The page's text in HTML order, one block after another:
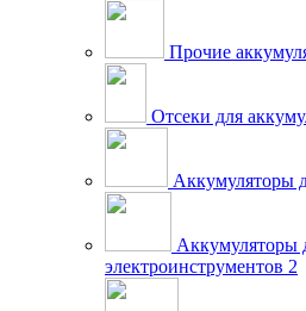
Прочие
Отсеки для
Аккумуляторы
Аккумуляторы
электроинструментов 2